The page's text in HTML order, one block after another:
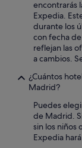
Hoteles
Hoteles con
Hoteles para
Hoteles con spa
Collado Villalba
Pensiones en
Hoteles con
Patones de
encontrarás
Expedia.
durante los
con fecha
reflejan las
a cambios.
¿Cuántos
Madrid?
Puedes
de Madrid.
sin los niños
Expedia